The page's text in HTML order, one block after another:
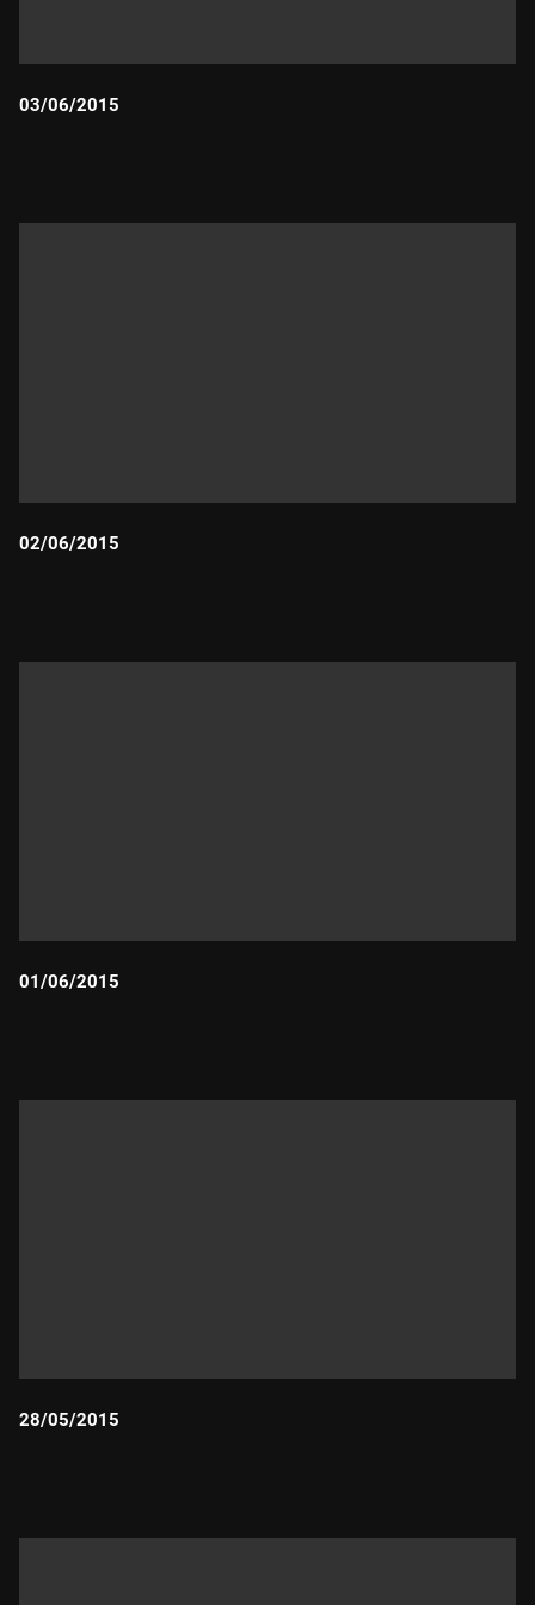
03/06/2015
02/06/2015
01/06/2015
28/05/2015